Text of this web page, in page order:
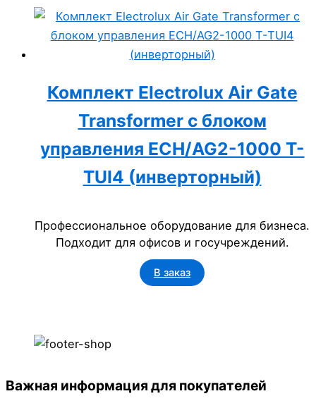
Комплект Electrolux Air Gate
Transformer с блоком
управления ECH/AG2-1000 T-
TUI4 (инверторный)
Профессиональное оборудование для бизнеса.
Подходит для офисов и госучреждений.
В заказ
Важная информация для покупателей